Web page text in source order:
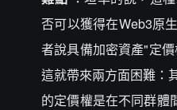
否可以獲得在Web3原
者說具備加密資產"定
這就帶來兩方面困難：
的定價權是在不同群體